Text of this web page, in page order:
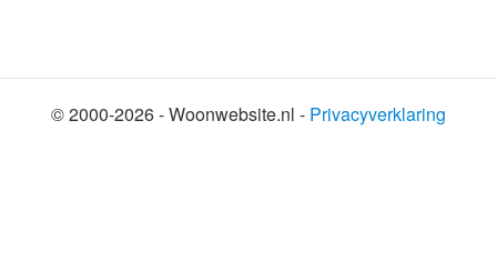
© 2000-2026 - Woonwebsite.nl - Privacyverklaring